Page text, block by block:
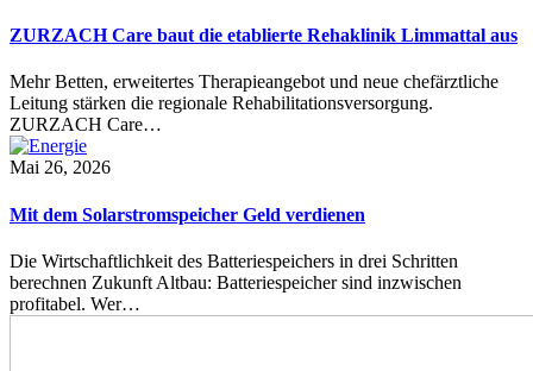
ZURZACH Care baut die etablierte Rehaklinik Limmattal aus
Mehr Betten, erweitertes Therapieangebot und neue chefärztliche
Leitung stärken die regionale Rehabilitationsversorgung.
ZURZACH Care…
Mai 26, 2026
Mit dem Solarstromspeicher Geld verdienen
Die Wirtschaftlichkeit des Batteriespeichers in drei Schritten
berechnen Zukunft Altbau: Batteriespeicher sind inzwischen
profitabel. Wer…